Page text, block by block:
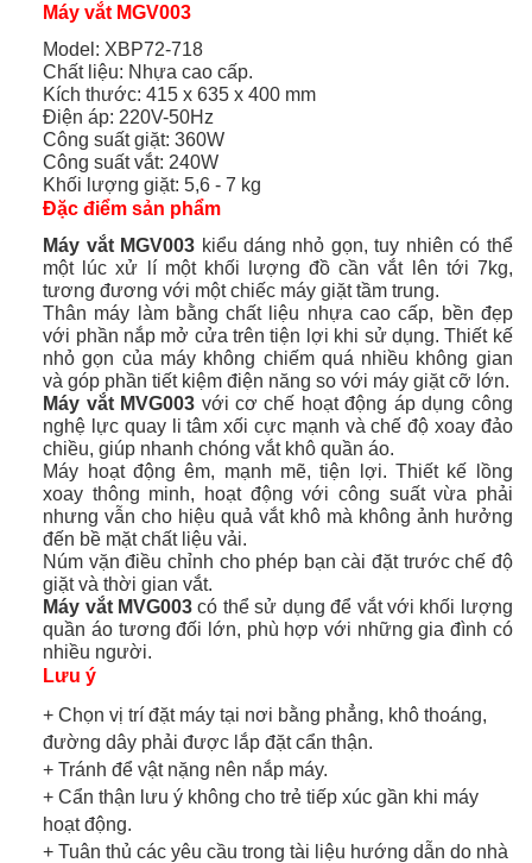
Máy vắt MGV003
Model: XBP72-718
Chất liệu: Nhựa cao cấp.
Kích thước: 415 x 635 x 400 mm
Điện áp: 220V-50Hz
Công suất giặt: 360W
Công suất vắt: 240W
Khối lượng giặt: 5,6 - 7 kg
Đặc điểm sản phẩm
Máy vắt MGV003 kiểu dáng nhỏ gọn, tuy nhiên có thể
một lúc xử lí một khối lượng đồ cần vắt lên tới 7kg,
tương đương với một chiếc máy giặt tầm trung.
Thân máy làm bằng chất liệu nhựa cao cấp, bền đẹp
với phần nắp mở cửa trên tiện lợi khi sử dụng. Thiết kế
nhỏ gọn của máy không chiếm quá nhiều không gian
và góp phần tiết kiệm điện năng so với máy giặt cỡ lớn.
Máy vắt MVG003 với cơ chế hoạt động áp dụng công
nghệ lực quay li tâm xối cực mạnh và chế độ xoay đảo
chiều, giúp nhanh chóng vắt khô quần áo.
Máy hoạt động êm, mạnh mẽ, tiện lợi. Thiết kế lồng
xoay thông minh, hoạt động với công suất vừa phải
nhưng vẫn cho hiệu quả vắt khô mà không ảnh hưởng
đến bề mặt chất liệu vải.
Núm vặn điều chỉnh cho phép bạn cài đặt trước chế độ
giặt và thời gian vắt.
Máy vắt MVG003 có thể sử dụng để vắt với khối lượng
quần áo tương đối lớn, phù hợp với những gia đình có
nhiều người.
Lưu ý
+ Chọn vị trí đặt máy tại nơi bằng phẳng, khô thoáng,
đường dây phải được lắp đặt cẩn thận.
+ Tránh để vật nặng nên nắp máy.
+ Cẩn thận lưu ý không cho trẻ tiếp xúc gần khi máy
hoạt động.
+ Tuân thủ các yêu cầu trong tài liệu hướng dẫn do nhà